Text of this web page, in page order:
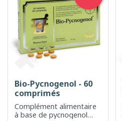
Bio-Pycnogenol - 60
comprimés
Complément alimentaire
à base de pycnogenol